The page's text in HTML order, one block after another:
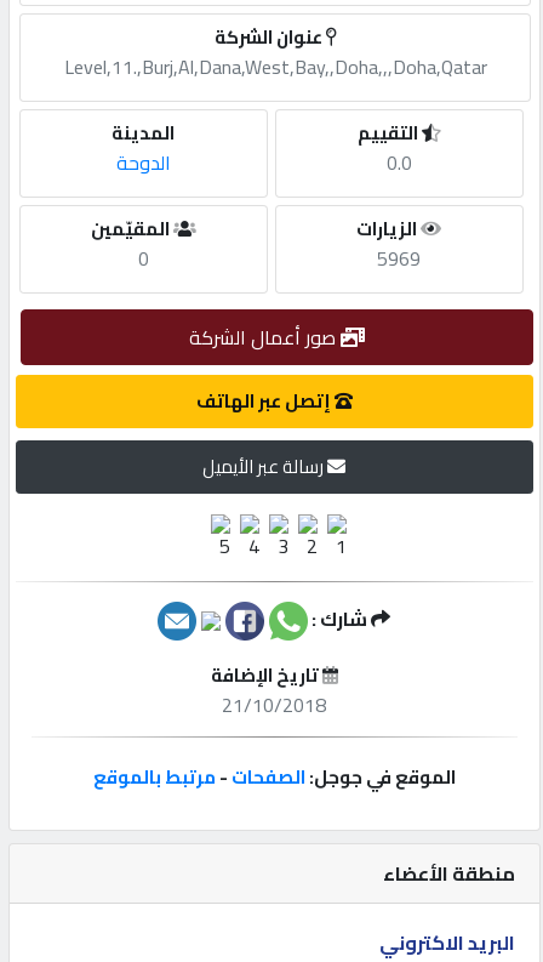
أضف
اعلانك
طلب
شركات
إعلانات
المنتدى
منطقة الأعضاء
البريد الاكتروني
عنوان الشركة
Level,11.,Burj,Al,Dana,West,Bay,,Doha,,,Doha,Qatar
المدينة
الدوحة
التقييم
0.0
المقيّمين
0
الزيارات
5969
صور أعمال الشركة
إتصل عبر الهاتف
رسالة عبر الأيميل
شارك :
تاريخ الإضافة
21/10/2018
الموقع في جوجل:الصفحات-مرتبط بالموقع